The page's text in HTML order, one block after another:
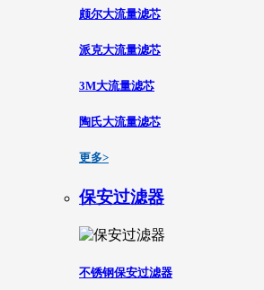
颇尔大流量滤芯
派克大流量滤芯
3M大流量滤芯
陶氏大流量滤芯
更多>
保安过滤器
不锈钢保安过滤器